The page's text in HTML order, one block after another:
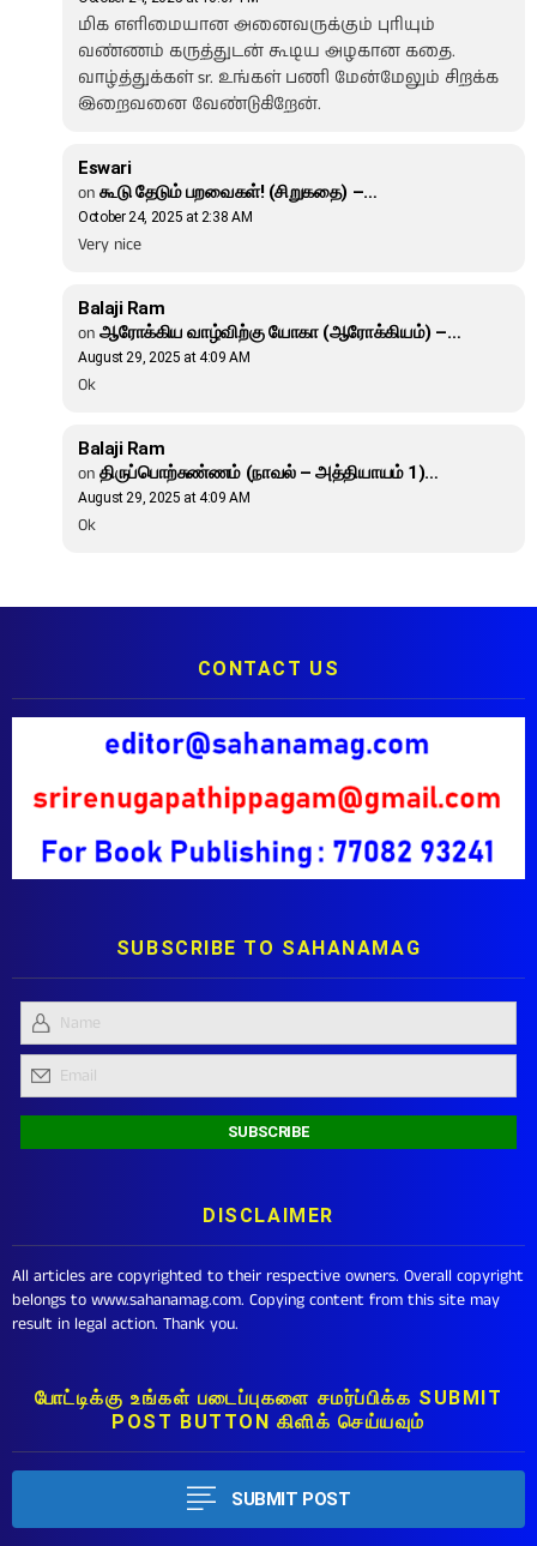
மிக எளிமையான அனைவருக்கும் புரியும்
வண்ணம் கருத்துடன் கூடிய அழகான கதை.
வாழ்த்துக்கள் sr. உங்கள் பணி மேன்மேலும் சிறக்க
இறைவனை வேண்டுகிறேன்.
Eswari
on கூடு தேடும் பறவைகள்! (சிறுகதை) –…
October 24, 2025 at 2:38 AM
Very nice
Balaji Ram
on ஆரோக்கிய வாழ்விற்கு யோகா (ஆரோக்கியம்) –…
August 29, 2025 at 4:09 AM
Ok
Balaji Ram
on திருப்பொற்சுண்ணம் (நாவல் – அத்தியாயம் 1)…
August 29, 2025 at 4:09 AM
Ok
CONTACT US
SUBSCRIBE TO SAHANAMAG
DISCLAIMER
All articles are copyrighted to their respective owners. Overall copyright
belongs to www.sahanamag.com. Copying content from this site may
result in legal action. Thank you.
போட்டிக்கு உங்கள் படைப்புகளை சமர்ப்பிக்க SUBMIT
POST BUTTON கிளிக் செய்யவும்
SUBMIT POST